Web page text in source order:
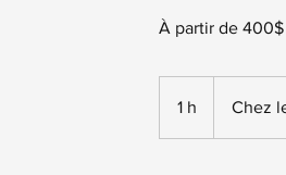
À partir de 400$
1 h Chez